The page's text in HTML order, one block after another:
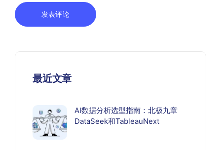
最近文章
AI数据分析选型指南：北极九章
DataSeek和TableauNext